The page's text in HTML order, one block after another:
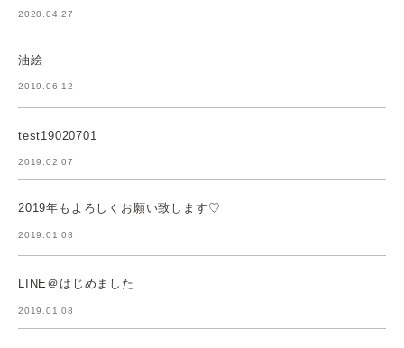
2020.04.27
油絵
2019.06.12
test19020701
2019.02.07
2019年もよろしくお願い致します♡
2019.01.08
LINE＠はじめました
2019.01.08